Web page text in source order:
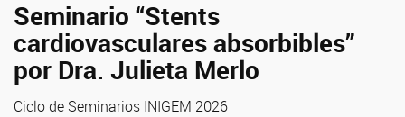
Seminario “Stents
cardiovasculares absorbibles”
por Dra. Julieta Merlo
Ciclo de Seminarios INIGEM 2026